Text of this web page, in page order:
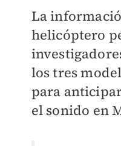
La
helicóptero
los tres
para
el sonido en